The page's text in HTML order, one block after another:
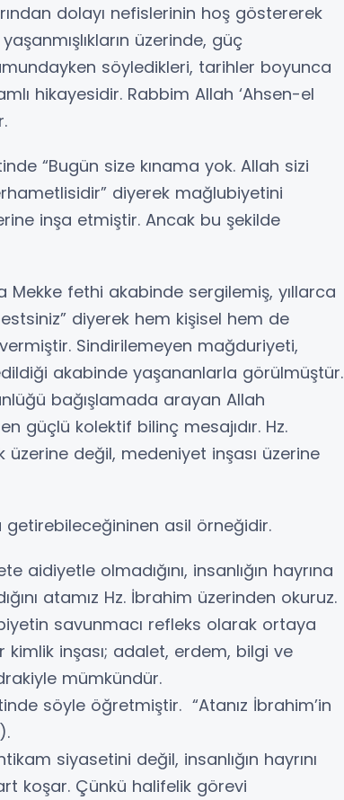
dolayı nefislerinin hoş göstererek
üzerinde, güç
söyledikleri, tarihler boyunca
hikayesidir. Rabbim Allah ‘Ahsen-el
“Bugün size kınama yok. Allah sizi
diyerek mağlubiyetini
inşa etmiştir. Ancak bu şekilde
Mekke fethi akabinde sergilemiş, yıllarca
diyerek hem kişisel hem de
Sindirilemeyen mağduriyeti,
akabinde yaşananlarla görülmüştür.
bağışlamada arayan Allah
güçlü kolektif bilinç mesajıdır. Hz.
üzerine değil, medeniyet inşası üzerine
getirebileceğininen asil örneğidir.
aidiyetle olmadığını, insanlığın hayrına
atamız Hz. İbrahim üzerinden okuruz.
savunmacı refleks olarak ortaya
kimlik inşası; adalet, erdem, bilgi ve
mümkündür.
söyle öğretmiştir. “Atanız İbrahim’in
siyasetini değil, insanlığın hayrını
koşar. Çünkü halifelik görevi